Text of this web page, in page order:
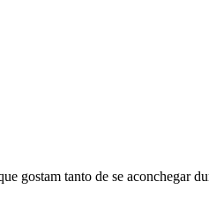
gostam tanto de se aconchegar